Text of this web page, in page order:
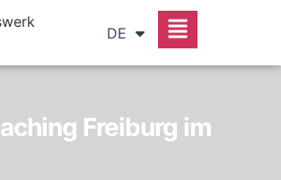
DE
SR
Freiburg im